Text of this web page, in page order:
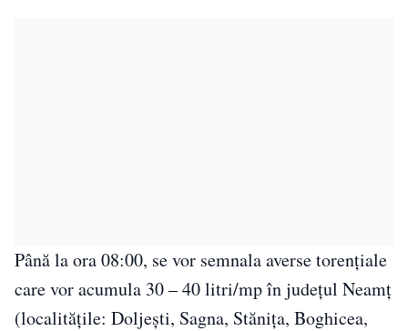
Până la ora 08:00, se vor semnala averse torenţiale
care vor acumula 30 – 40 litri/mp în judeţul Neamţ
(localităţile: Doljeşti, Sagna, Stăniţa, Boghicea,